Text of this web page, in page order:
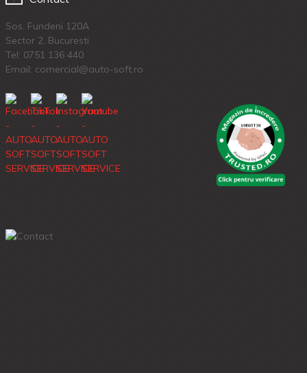
Sos. Fundeni 120A
Sector 2, Bucuresti
Tel: 0751 136 440
Email: comercial@auto-soft.ro